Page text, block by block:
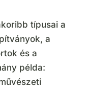
típusai a
a
és a
példa: